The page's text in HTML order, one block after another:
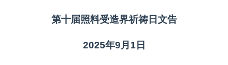
第十届照料受造界祈祷日文告
2025年9月1日